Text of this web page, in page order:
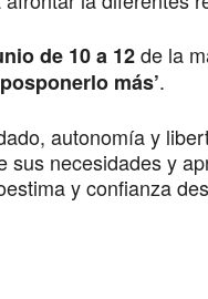
de 10 a 12de la
más’.
autonomía y
necesidades y
y confianza